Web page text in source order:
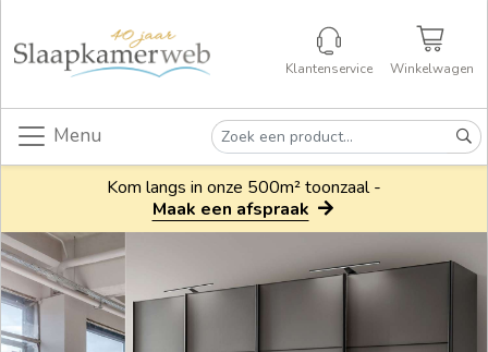
Klantenservice Winkelwagen
Menu
Kom langs in onze 500m² toonzaal -
Maak een afspraak